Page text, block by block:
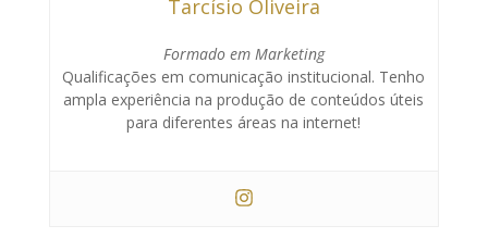
Tarcísio Oliveira
Formado em Marketing
Qualificações em comunicação institucional. Tenho
ampla experiência na produção de conteúdos úteis
para diferentes áreas na internet!